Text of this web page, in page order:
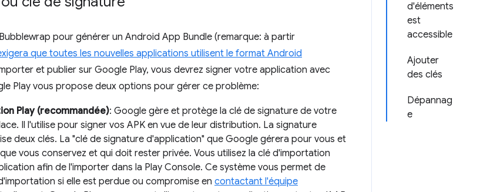
d'éléments
est
accessible
Ajouter
des clés
Dépannag
e
pour générer un Android App Bundle (remarque: à partir
que toutes les nouvelles applications utilisent le format Android
et publier sur Google Play, vous devrez signer votre application avec
Play vous propose deux options pour gérer ce problème:
Play (recommandée): Google gère et protège la clé de signature de votre
Il l'utilise pour signer vos APK en vue de leur distribution. La signature
deux clés. La "clé de signature d'application" que Google gérera pour vous et
vous conservez et qui doit rester privée. Vous utilisez la clé d'importation
afin de l'importer dans la Play Console. Ce système vous permet de
si elle est perdue ou compromise en contactant l'équipe